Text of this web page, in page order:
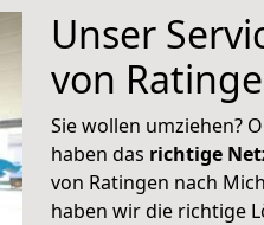
Unser
von
Sie wollen umziehen?
haben das richtige
von Ratingen nach
haben wir die richtige